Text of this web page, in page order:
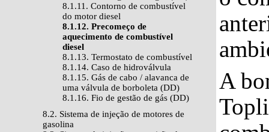
8.1.11. Contorno de combustível
do motor diesel
8.1.12. Precomeço de
aquecimento de combustível
diesel
8.1.13. Termostato de combustível
8.1.14. Caso de hidroválvula
8.1.15. Gás de cabo / alavanca de
uma válvula de borboleta (DD)
8.1.16. Fio de gestão de gás (DD)
8.2. Sistema de injeção de motores de
gasolina
A